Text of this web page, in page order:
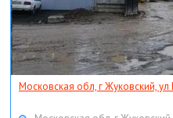
Московская обл, г Жуковский,